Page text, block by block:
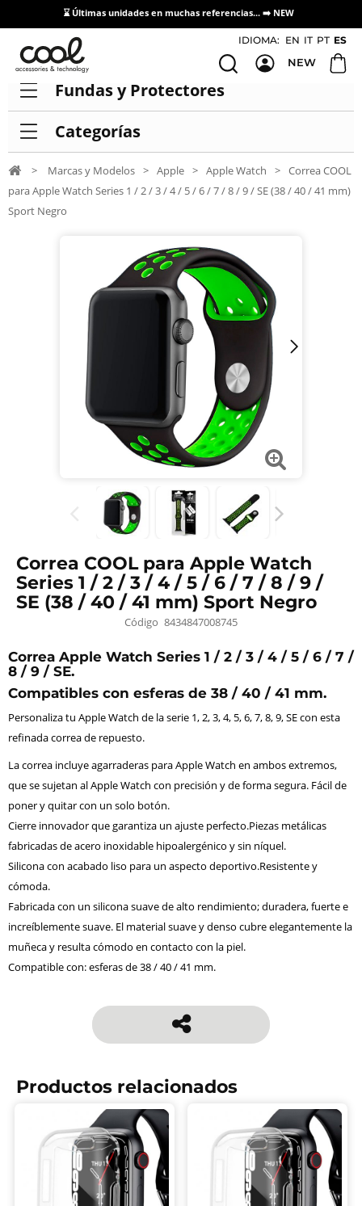
⌛ Últimas unidades en muchas referencias... ➡️ NEW
Acceso / Registro Distribuidores
IDIOMA: EN IT PT ES
NEW
Fundas y Protectores
Categorías
> Marcas y Modelos > Apple > Apple Watch > Correa COOL
para Apple Watch Series 1 / 2 / 3 / 4 / 5 / 6 / 7 / 8 / 9 / SE (38 / 40 / 41 mm)
Sport Negro
Correa COOL para Apple Watch
Series 1 / 2 / 3 / 4 / 5 / 6 / 7 / 8 / 9 /
SE (38 / 40 / 41 mm) Sport Negro
Código 8434847008745
Correa Apple Watch Series 1 / 2 / 3 / 4 / 5 / 6 / 7 /
8 / 9 / SE.
Compatibles con esferas de 38 / 40 / 41 mm.
Personaliza tu Apple Watch de la serie 1, 2, 3, 4, 5, 6, 7, 8, 9, SE con esta
refinada correa de repuesto.
La correa incluye agarraderas para Apple Watch en ambos extremos,
que se sujetan al Apple Watch con precisión y de forma segura. Fácil de
poner y quitar con un solo botón.
Cierre innovador que garantiza un ajuste perfecto.Piezas metálicas
fabricadas de acero inoxidable hipoalergénico y sin níquel.
Silicona con acabado liso para un aspecto deportivo.Resistente y
cómoda.
Fabricada con un silicona suave de alto rendimiento; duradera, fuerte e
increíblemente suave. El material suave y denso cubre elegantemente la
muñeca y resulta cómodo en contacto con la piel.
Compatible con: esferas de 38 / 40 / 41 mm.
Productos relacionados